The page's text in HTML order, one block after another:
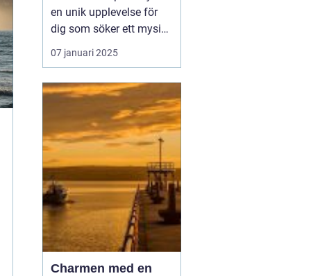
en unik upplevelse för
dig som söker ett mysigt
lanthotell
Smålands skogar. Med
det perfekt för en avko...
07 januari 2025
Charmen med en